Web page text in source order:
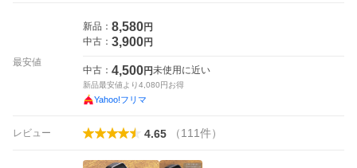
最安値
新品： 8,580円
中古： 3,900円
中古： 4,500円未使用に近い
新品最安値より4,080円お得
Yahoo!フリマ
レビュー 4.65 （111件）